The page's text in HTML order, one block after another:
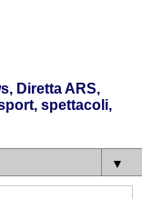
Diretta ARS,
spettacoli,
▼